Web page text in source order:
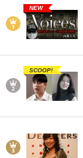
NEW
SCOOP!